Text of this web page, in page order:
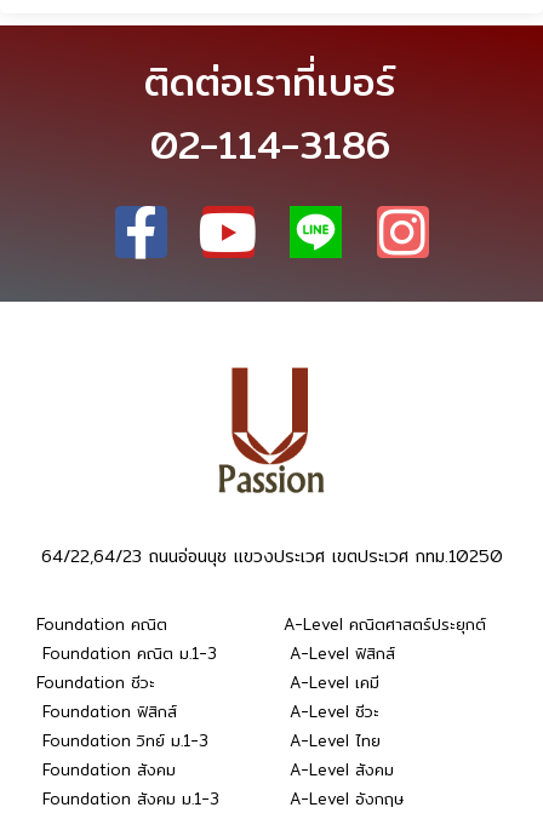
ติดต่อเราที่เบอร์
02-114-3186
64/22,64/23 ถนนอ่อนนุช แขวงประเวศ เขตประเวศ กทม.10250
Foundation คณิต
Foundation คณิต ม.1-3
Foundation ชีวะ
Foundation ฟิสิกส์
Foundation วิทย์ ม.1-3
Foundation สังคม
Foundation สังคม ม.1-3
A-Level คณิตศาสตร์ประยุกต์
A-Level ฟิสิกส์
A-Level เคมี
A-Level ชีวะ
A-Level ไทย
A-Level สังคม
A-Level อังกฤษ